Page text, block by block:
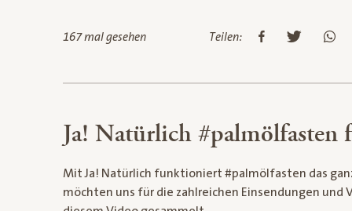
167 mal gesehen Teilen:
Ja! Natürlich #palmölfasten
Mit Ja! Natürlich funktioniert #palmölfasten das
möchten uns für die zahlreichen Einsendungen